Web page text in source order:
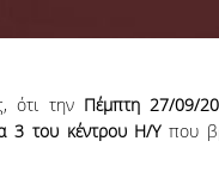
ότι την Πέμπτη 27/09/
3 του κέντρου Η/Υπου